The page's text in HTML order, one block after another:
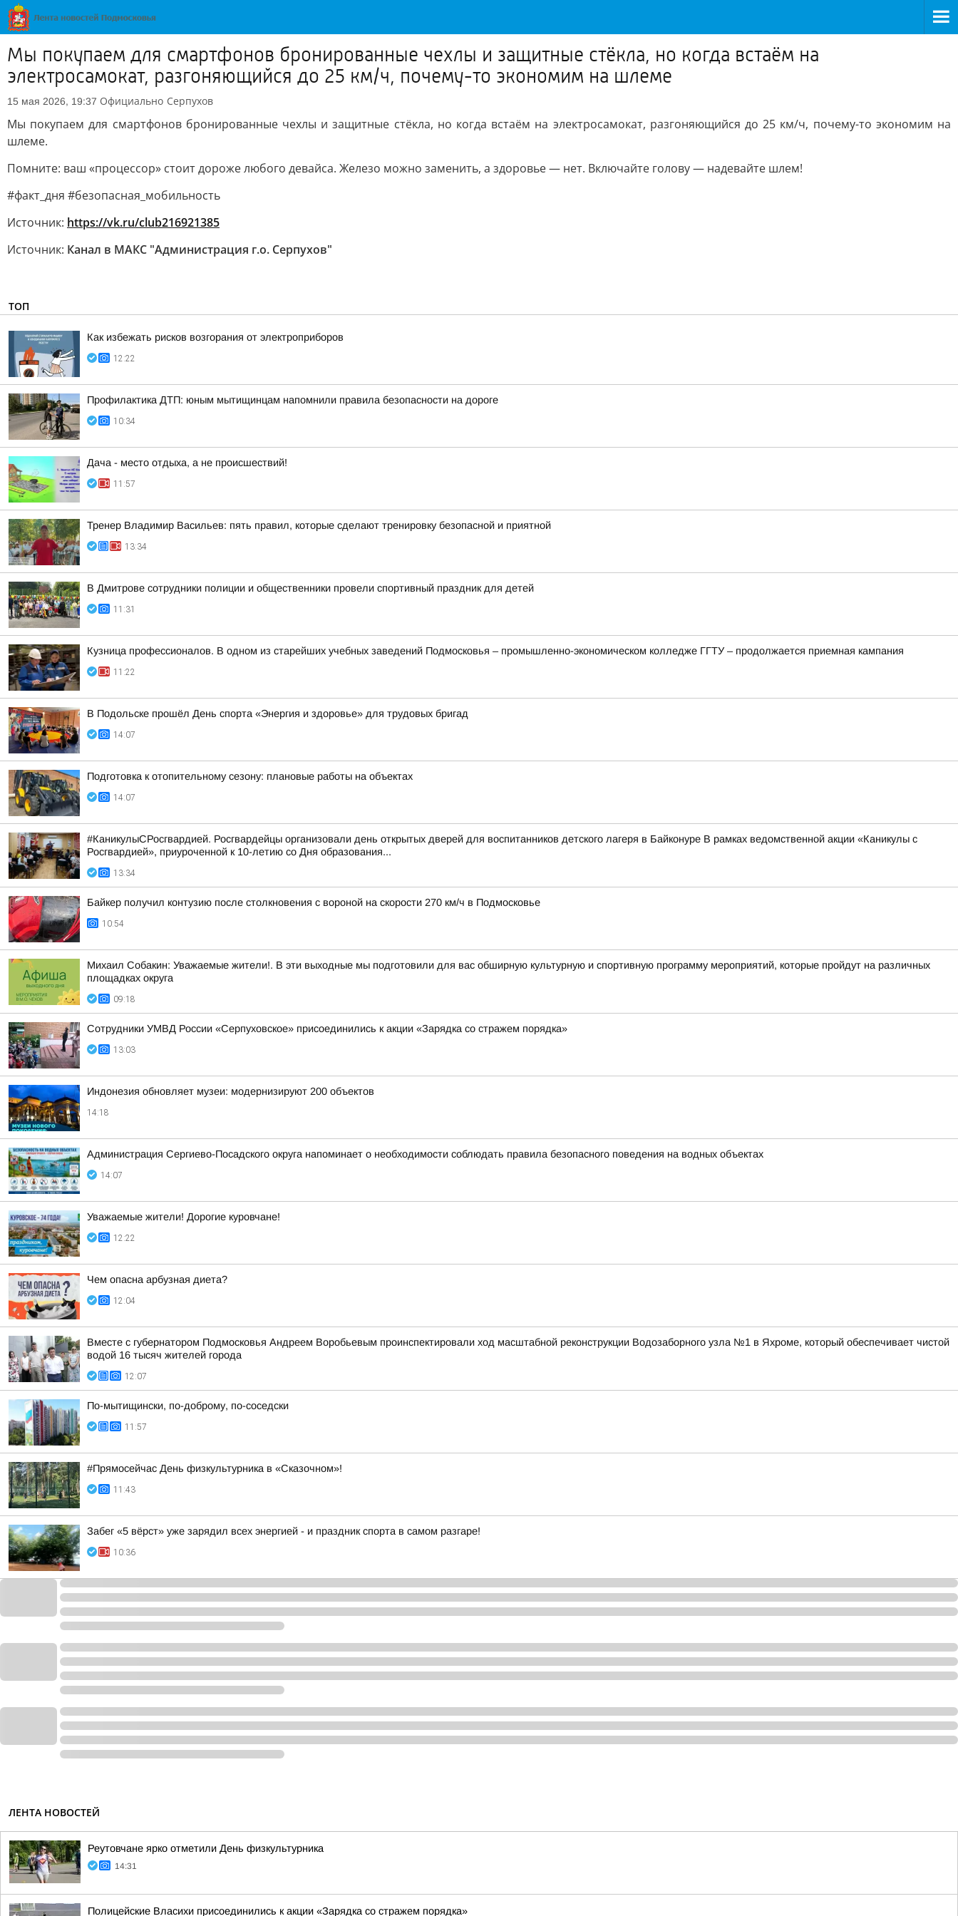
Мы покупаем для смартфонов бронированные чехлы и защитные стёкла, но когда встаём на
электросамокат, разгоняющийся до 25 км/ч, почему-то экономим на шлеме
15 мая 2026, 19:37 Официально Серпухов
Мы покупаем для смартфонов бронированные чехлы и защитные стёкла, но когда встаём на электросамокат, разгоняющийся до 25 км/ч, почему-то экономим на
шлеме.
Помните: ваш «процессор» стоит дороже любого девайса. Железо можно заменить, а здоровье — нет. Включайте голову — надевайте шлем!
#факт_дня #безопасная_мобильность
Источник: https://vk.ru/club216921385
Источник: Канал в МАКС "Администрация г.о. Серпухов"
ТОП
Как избежать рисков возгорания от электроприборов
12:22
Профилактика ДТП: юным мытищинцам напомнили правила безопасности на дороге
10:34
Дача - место отдыха, а не происшествий!
11:57
Тренер Владимир Васильев: пять правил, которые сделают тренировку безопасной и приятной
13:34
В Дмитрове сотрудники полиции и общественники провели спортивный праздник для детей
11:31
Кузница профессионалов. В одном из старейших учебных заведений Подмосковья – промышленно-экономическом колледже ГГТУ – продолжается приемная кампания
11:22
В Подольске прошёл День спорта «Энергия и здоровье» для трудовых бригад
14:07
Подготовка к отопительному сезону: плановые работы на объектах
14:07
#КаникулыСРосгвардией. Росгвардейцы организовали день открытых дверей для воспитанников детского лагеря в Байконуре В рамках ведомственной акции «Каникулы с
Росгвардией», приуроченной к 10-летию со Дня образования...
13:34
Байкер получил контузию после столкновения с вороной на скорости 270 км/ч в Подмосковье
10:54
Михаил Собакин: Уважаемые жители!. В эти выходные мы подготовили для вас обширную культурную и спортивную программу мероприятий, которые пройдут на различных
площадках округа
09:18
Сотрудники УМВД России «Серпуховское» присоединились к акции «Зарядка со стражем порядка»
13:03
Индонезия обновляет музеи: модернизируют 200 объектов
14:18
Администрация Сергиево-Посадского округа напоминает о необходимости соблюдать правила безопасного поведения на водных объектах
14:07
Уважаемые жители! Дорогие куровчане!
12:22
Чем опасна арбузная диета?
12:04
Вместе с губернатором Подмосковья Андреем Воробьевым проинспектировали ход масштабной реконструкции Водозаборного узла №1 в Яхроме, который обеспечивает чистой
водой 16 тысяч жителей города
12:07
По-мытищински, по-доброму, по-соседски
11:57
#Прямосейчас День физкультурника в «Сказочном»!
11:43
Забег «5 вёрст» уже зарядил всех энергией - и праздник спорта в самом разгаре!
10:36
ЛЕНТА НОВОСТЕЙ
Реутовчане ярко отметили День физкультурника
14:31
Полицейские Власихи присоединились к акции «Зарядка со стражем порядка»